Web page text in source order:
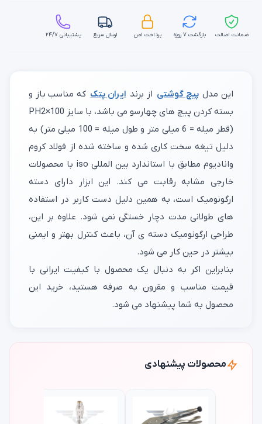
ضمانت اصالت بازگشت ۷ روزه پرداخت امن ارسال سریع پشتیبانی ۲۴/۷
این مدل پیچ گوشتی از برند ایران پتک که مناسب باز و
بسته کردن پیچ های چهارسو می باشد، با سایز PH2×100
(قطر میله = 6 میلی متر و طول میله = 100 میلی متر) به
دلیل تیغه سخت کاری شده و ساخته شده از فولاد کروم
وانادیوم مطابق با استاندارد بین المللی iso با محصولات
خارجی مشابه رقابت می کند. این ابزار دارای دسته
ارگونومیک است، به همین دلیل دست کاربر در استفاده
های طولانی مدت دچار خستگی نمی شود. علاوه بر این،
طراحی ارگونومیک دسته ی آن، باعث کنترل بهتر و ایمنی
بیشتر در حین کار می شود.
بنابراین اکر به دنبال یک محصول با کیفیت ایرانی با
قیمت مناسب و مقرون به صرفه هستید، خرید این
محصول به شما پیشنهاد می شود.
محصولات پیشنهادی